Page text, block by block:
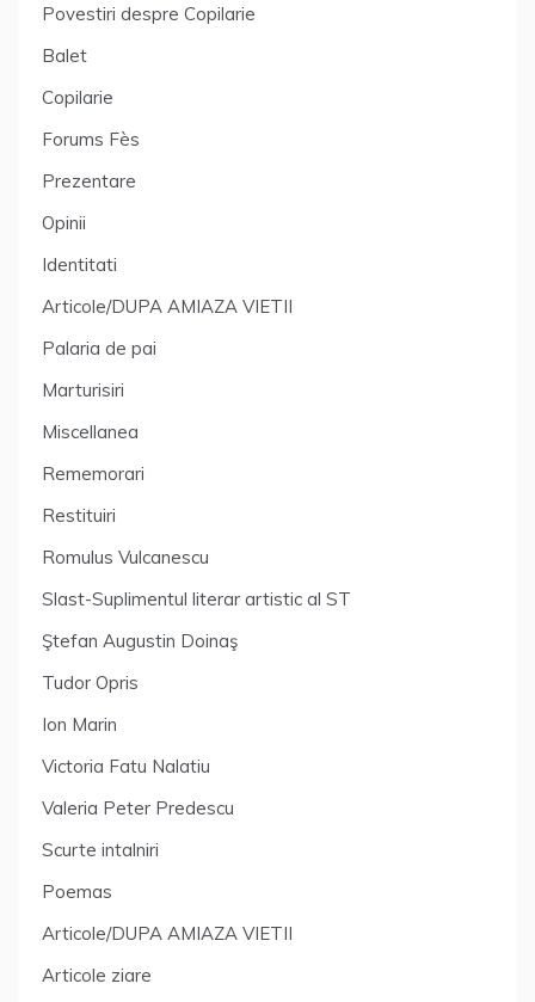
Povestiri despre Copilarie
Balet
Copilarie
Forums Fès
Prezentare
Opinii
Identitati
Articole/DUPA AMIAZA VIETII
Palaria de pai
Marturisiri
Miscellanea
Rememorari
Restituiri
Romulus Vulcanescu
Slast-Suplimentul literar artistic al ST
Ştefan Augustin Doinaş
Tudor Opris
Ion Marin
Victoria Fatu Nalatiu
Valeria Peter Predescu
Scurte intalniri
Poemas
Articole/DUPA AMIAZA VIETII
Articole ziare